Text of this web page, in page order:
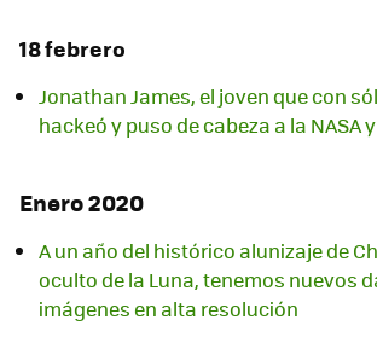
18 febrero
Jonathan James, el joven que con
hackeó y puso de cabeza a la NASA
Enero 2020
A un año del histórico alunizaje de
oculto de la Luna, tenemos nuevos
imágenes en alta resolución